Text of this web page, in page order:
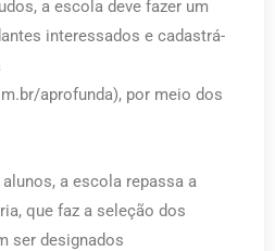
a escola deve fazer um
interessados e cadastrá-
aprofunda), por meio dos
a escola repassa a
que faz a seleção dos
ser designados